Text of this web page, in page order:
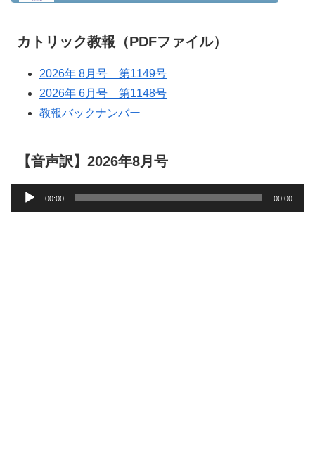
カトリック教報（PDFファイル）
2026年 8月号 第1149号
2026年 6月号 第1148号
教報バックナンバー
【音声訳】2026年8月号
声
00:00 00:00